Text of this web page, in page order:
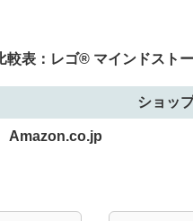
較表：レゴ® マインドスト
ショッ
Amazon.co.jp